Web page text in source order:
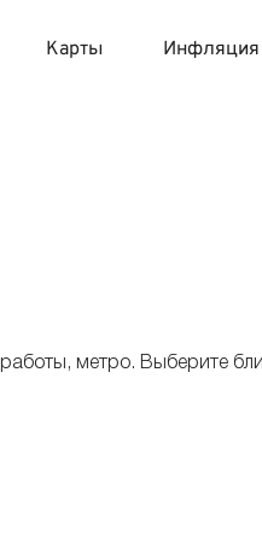
Карты
с моментальным
Инфляция
метро. Выберите